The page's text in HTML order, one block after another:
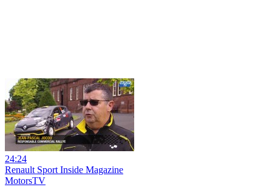
24:24
Renault Sport Inside Magazine
MotorsTV